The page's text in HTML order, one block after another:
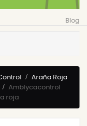
Blog
Araña Roja
Amblycacontrol
roja